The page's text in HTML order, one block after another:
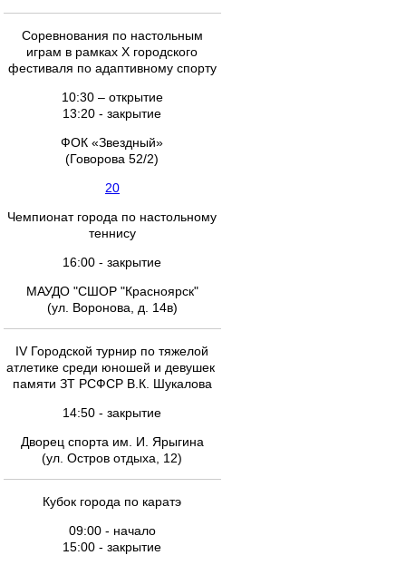
Соревнования по настольным
играм в рамках X городского
фестиваля по адаптивному спорту
10:30 – открытие
13:20 - закрытие
ФОК «Звездный»
(Говорова 52/2)
20
Чемпионат города по настольному
теннису
16:00 - закрытие
МАУДО "СШОР "Красноярск"
(ул. Воронова, д. 14в)
IV Городской турнир по тяжелой
атлетике среди юношей и девушек
памяти ЗТ РСФСР В.К. Шукалова
14:50 - закрытие
Дворец спорта им. И. Ярыгина
(ул. Остров отдыха, 12)
Кубок города по каратэ
09:00 - начало
15:00 - закрытие